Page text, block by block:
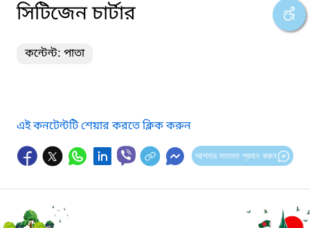
সিটিজেন চার্টার
কন্টেন্ট: পাতা
এই কনটেন্টটি শেয়ার করতে ক্লিক করুন
আপনার মতামত প্রদান করুন